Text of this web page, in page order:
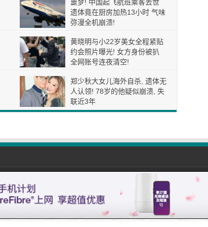
噩梦! 中国起飞航班乘客去世
遗体竟在厨房加热13小时 气味
弥漫全机崩溃!
黄晓明与小22岁美女全程紧贴
约会照片曝光! 女方身份被扒
全网账号连夜清空!
郑少秋大女儿海外自杀, 遗体无
人认领! 78岁的他疑似崩溃, 失
联近3年
Rights Reserved. | | Email: